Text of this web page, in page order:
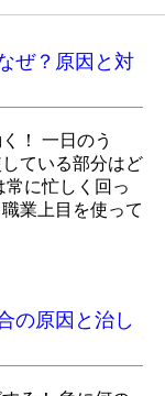
ぜ？原因と対
！ 一日のう
ている部分はど
常に忙しく回っ
業上目を使って
の原因と治し